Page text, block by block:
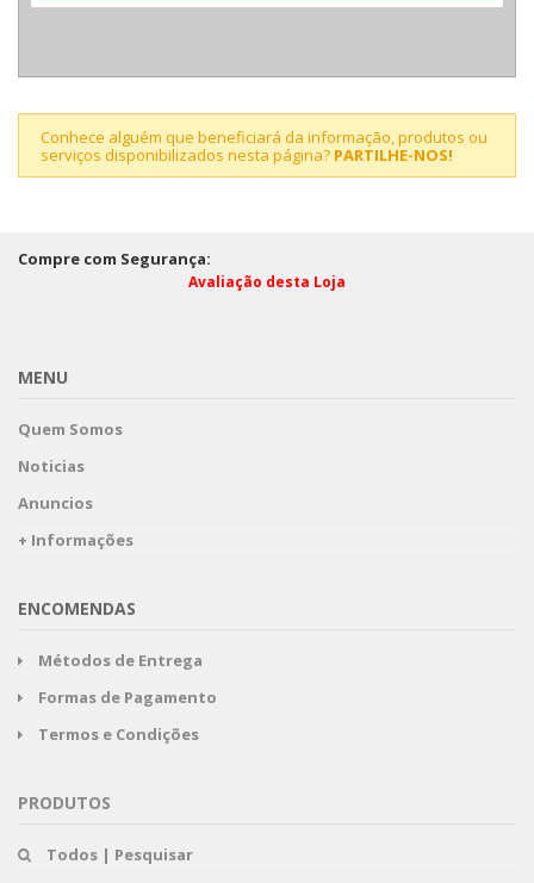
Conhece alguém que beneficiará da informação, produtos ou
serviços disponibilizados nesta página? PARTILHE-NOS!
Compre com Segurança:
Avaliação desta Loja
MENU
Quem Somos
Noticias
Anuncios
+ Informações
ENCOMENDAS
Métodos de Entrega
Formas de Pagamento
Termos e Condições
PRODUTOS
Todos | Pesquisar